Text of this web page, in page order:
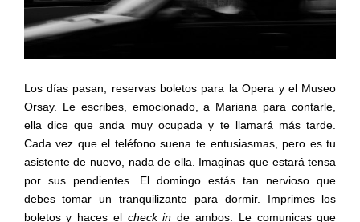
Los días pasan, reservas boletos para la Opera y el Museo
Orsay. Le escribes, emocionado, a Mariana para contarle,
ella dice que anda muy ocupada y te llamará más tarde.
Cada vez que el teléfono suena te entusiasmas, pero es tu
asistente de nuevo, nada de ella. Imaginas que estará tensa
por sus pendientes. El domingo estás tan nervioso que
debes tomar un tranquilizante para dormir. Imprimes los
boletos y haces el check in de ambos. Le comunicas que